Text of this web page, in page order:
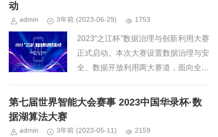
动
admin 3年前 (2023-06-29) 1753
2023“之江杯”数据治理与创新利用大赛
正式启动。本次大赛设置数据治理与安
全、数据开放利用两大赛道，面向全国
发团队或个人，征集优秀案例，大赛官
第七届世界智能大会赛事 2023中国华录杯·数
据湖算法大赛
admin 3年前 (2023-05-11) 2159